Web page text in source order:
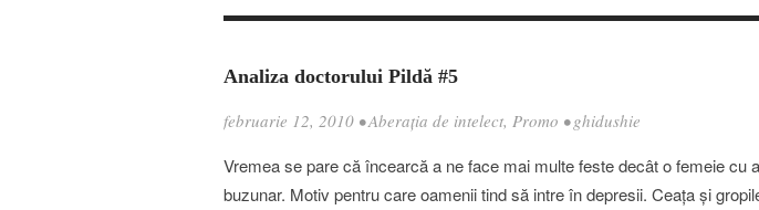
Analiza doctorului Pildă #5
februarie 12, 2010 •Aberația de intelect, Promo •ghidushie
Vremea se pare că încearcă a ne face mai multe feste decât o femeie cu
buzunar. Motiv pentru care oamenii tind să intre în depresii. Ceaţa şi